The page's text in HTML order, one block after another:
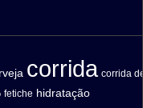
corrida corrida
fetiche hidratação